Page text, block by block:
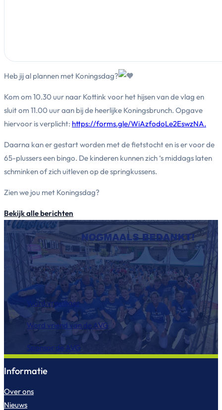
Heb jij al plannen met Koningsdag?
Kom om 10.30 uur naar Kottink voor het hijsen van de vlag en
sluit om 11.00 uur aan bij de heerlijke Koningsbrunch. Opgave
hiervoor is verplicht: https://forms.gle/WiAzfodoLe2EswzNA.
Daarna kan er gestart worden met de fietstocht en is er voor de
65-plussers een bingo. De kinderen kunnen zich ‘s middags laten
schminken of zich uitleven op de springkussens.
Zien we jou met Koningsdag?
Bekijk alle berichten
Word vrijwilliger
Word vriend van de AVG
Sponsor de AVG
Informatie
Over ons
Nieuws